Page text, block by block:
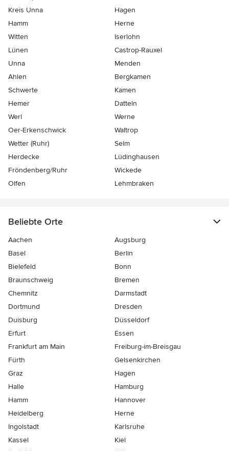
Kreis Unna
Hagen
Hamm
Herne
Witten
Iserlohn
Lünen
Castrop-Rauxel
Unna
Menden
Ahlen
Bergkamen
Schwerte
Kamen
Hemer
Datteln
Werl
Werne
Oer-Erkenschwick
Waltrop
Wetter (Ruhr)
Selm
Herdecke
Lüdinghausen
Fröndenberg/Ruhr
Wickede
Olfen
Lehmbraken
Beliebte Orte
Aachen
Augsburg
Basel
Berlin
Bielefeld
Bonn
Braunschweig
Bremen
Chemnitz
Darmstadt
Dortmund
Dresden
Duisburg
Düsseldorf
Erfurt
Essen
Frankfurt am Main
Freiburg-im-Breisgau
Fürth
Gelsenkirchen
Graz
Hagen
Halle
Hamburg
Hamm
Hannover
Heidelberg
Herne
Ingolstadt
Karlsruhe
Kassel
Kiel